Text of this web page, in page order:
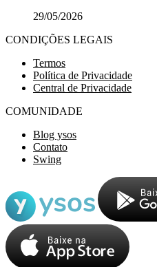
29/05/2026
CONDIÇÕES LEGAIS
Termos
Política de Privacidade
Central de Privacidade
COMUNIDADE
Blog ysos
Contato
Swing